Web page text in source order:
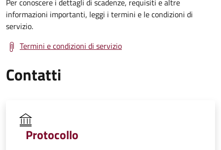
informazioni importanti, leggi i termini e le condizioni di
servizio.
Termini e condizioni di servizio
Contatti
Protocollo